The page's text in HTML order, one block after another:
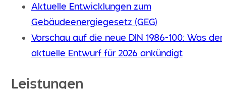
Aktuelle Entwicklungen zum
Gebäudeenergiegesetz (GEG)
Vorschau auf die neue DIN 1986-100: Was der
aktuelle Entwurf für 2026 ankündigt
Leistungen